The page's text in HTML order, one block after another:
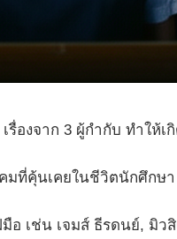
องจาก 3 ผู้กำกับ ทำให้
มที่คุ้นเคยในชีวิตนักศึก
เช่น เจมส์ ธีรดนย์, มิว